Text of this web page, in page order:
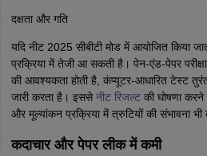
दक्षता और गति
यदि नीट 2025 सीबीटी मोड में आयोजित किया
प्रक्रिया में तेजी आ सकती है। पेन-एंड-पेपर
की आवश्यकता होती है, कंप्यूटर-आधारित टेस्ट
जारी करता है। इससेनीट रिजल्टकी घोषणा करने
और मूल्यांकन प्रक्रिया में त्रुटियों की संभावना
कदाचार और पेपर लीक में कमी